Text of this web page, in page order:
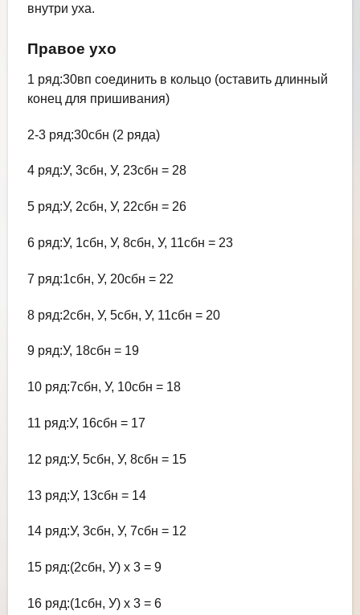
внутри уха.
Правое ухо
1 ряд:30вп соединить в кольцо (оставить длинный
конец для пришивания)
2-3 ряд:30сбн (2 ряда)
4 ряд:У, 3сбн, У, 23сбн = 28
5 ряд:У, 2сбн, У, 22сбн = 26
6 ряд:У, 1сбн, У, 8сбн, У, 11сбн = 23
7 ряд:1сбн, У, 20сбн = 22
8 ряд:2сбн, У, 5сбн, У, 11сбн = 20
9 ряд:У, 18сбн = 19
10 ряд:7сбн, У, 10сбн = 18
11 ряд:У, 16сбн = 17
12 ряд:У, 5сбн, У, 8сбн = 15
13 ряд:У, 13сбн = 14
14 ряд:У, 3сбн, У, 7сбн = 12
15 ряд:(2сбн, У) х 3 = 9
16 ряд:(1сбн, У) х 3 = 6